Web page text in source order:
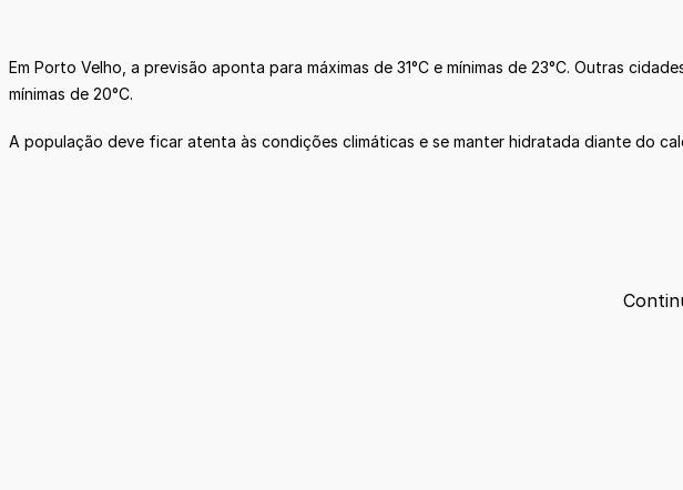
Em Porto Velho, a previsão aponta para máximas de 31°C e mínimas de 23°C. Outras
mínimas de 20°C.
A população deve ficar atenta às condições climáticas e se manter hidratada diante do